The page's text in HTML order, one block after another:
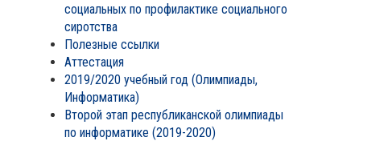
социальных по профилактике социального
сиротства
Полезные ссылки
Аттестация
2019/2020 учебный год (Олимпиады,
Информатика)
Второй этап республиканской олимпиады
по информатике (2019-2020)